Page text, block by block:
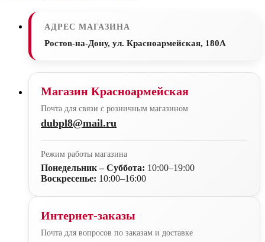
АДРЕС МАГАЗИНА
Ростов-на-Дону, ул. Красноармейская, 180А
Магазин Красноармейская
Почта для связи с розничным магазином
dubpl8@mail.ru
Режим работы магазина
Понедельник – Суббота: 10:00–19:00
Воскресенье: 10:00–16:00
Интернет-заказы
Почта для вопросов по заказам и доставке